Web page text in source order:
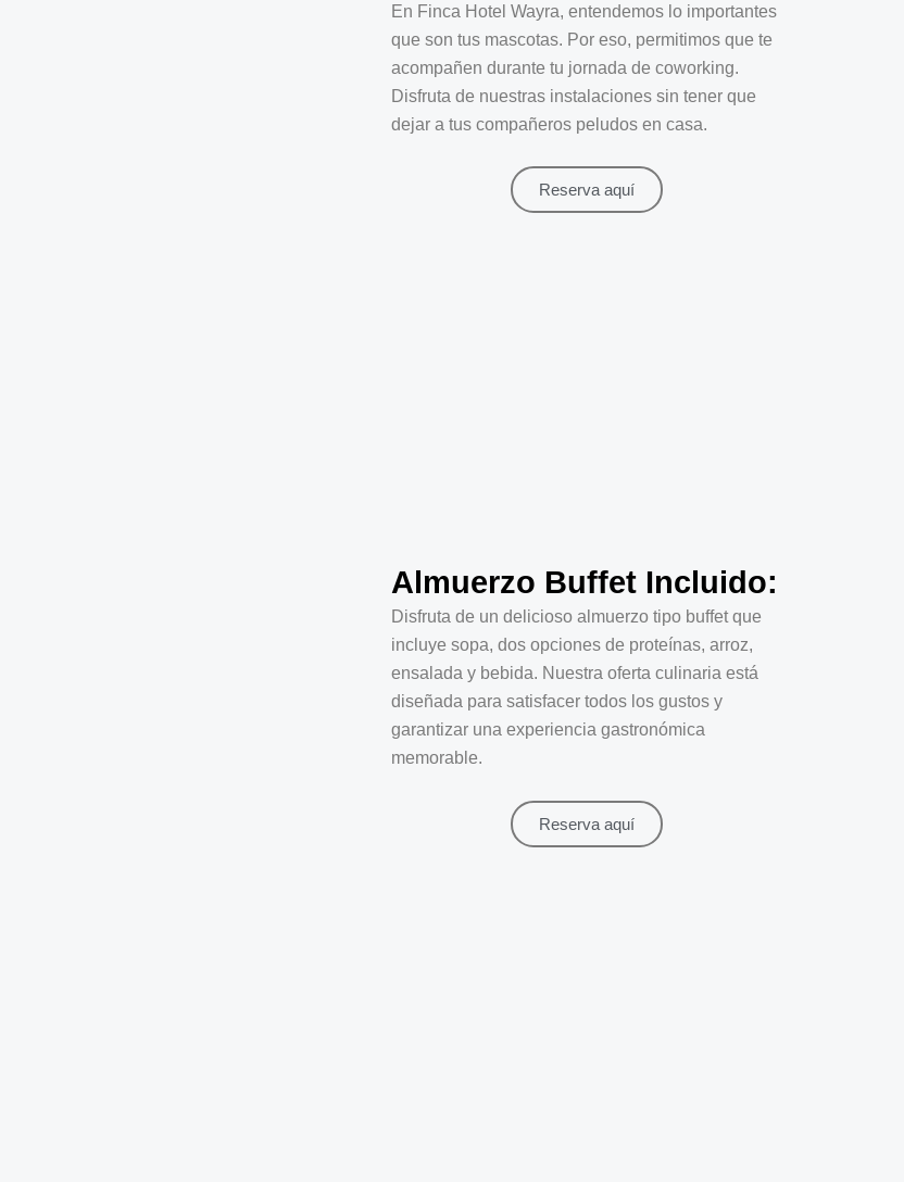
En Finca Hotel Wayra, entendemos lo importantes
que son tus mascotas. Por eso, permitimos que te
acompañen durante tu jornada de coworking.
Disfruta de nuestras instalaciones sin tener que
dejar a tus compañeros peludos en casa.
Reserva aquí
Almuerzo Buffet Incluido:
Disfruta de un delicioso almuerzo tipo buffet que
incluye sopa, dos opciones de proteínas, arroz,
ensalada y bebida. Nuestra oferta culinaria está
diseñada para satisfacer todos los gustos y
garantizar una experiencia gastronómica
memorable.
Reserva aquí